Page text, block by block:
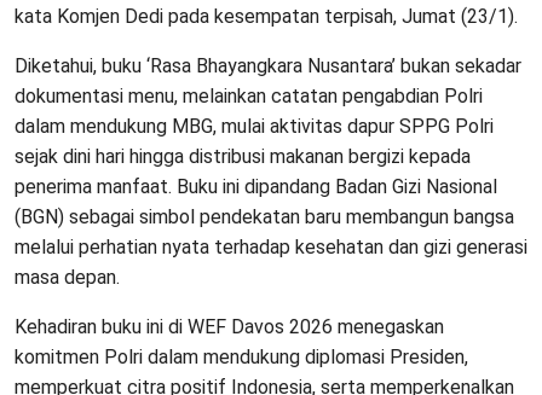
kata Komjen Dedi pada kesempatan terpisah, Jumat (23/1).
Diketahui, buku ‘Rasa Bhayangkara Nusantara’ bukan sekadar
dokumentasi menu, melainkan catatan pengabdian Polri
dalam mendukung MBG, mulai aktivitas dapur SPPG Polri
sejak dini hari hingga distribusi makanan bergizi kepada
penerima manfaat. Buku ini dipandang Badan Gizi Nasional
(BGN) sebagai simbol pendekatan baru membangun bangsa
melalui perhatian nyata terhadap kesehatan dan gizi generasi
masa depan.
Kehadiran buku ini di WEF Davos 2026 menegaskan
komitmen Polri dalam mendukung diplomasi Presiden,
memperkuat citra positif Indonesia, serta memperkenalkan